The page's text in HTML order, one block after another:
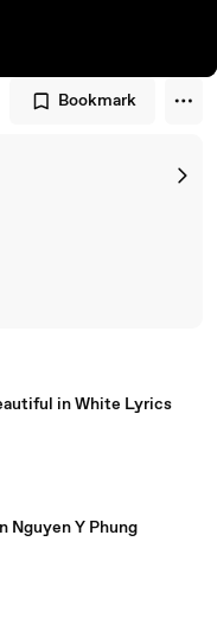
Bookmark
in White Lyrics
Nguyen Y Phung